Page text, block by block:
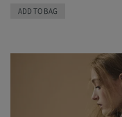
ADD TO BAG